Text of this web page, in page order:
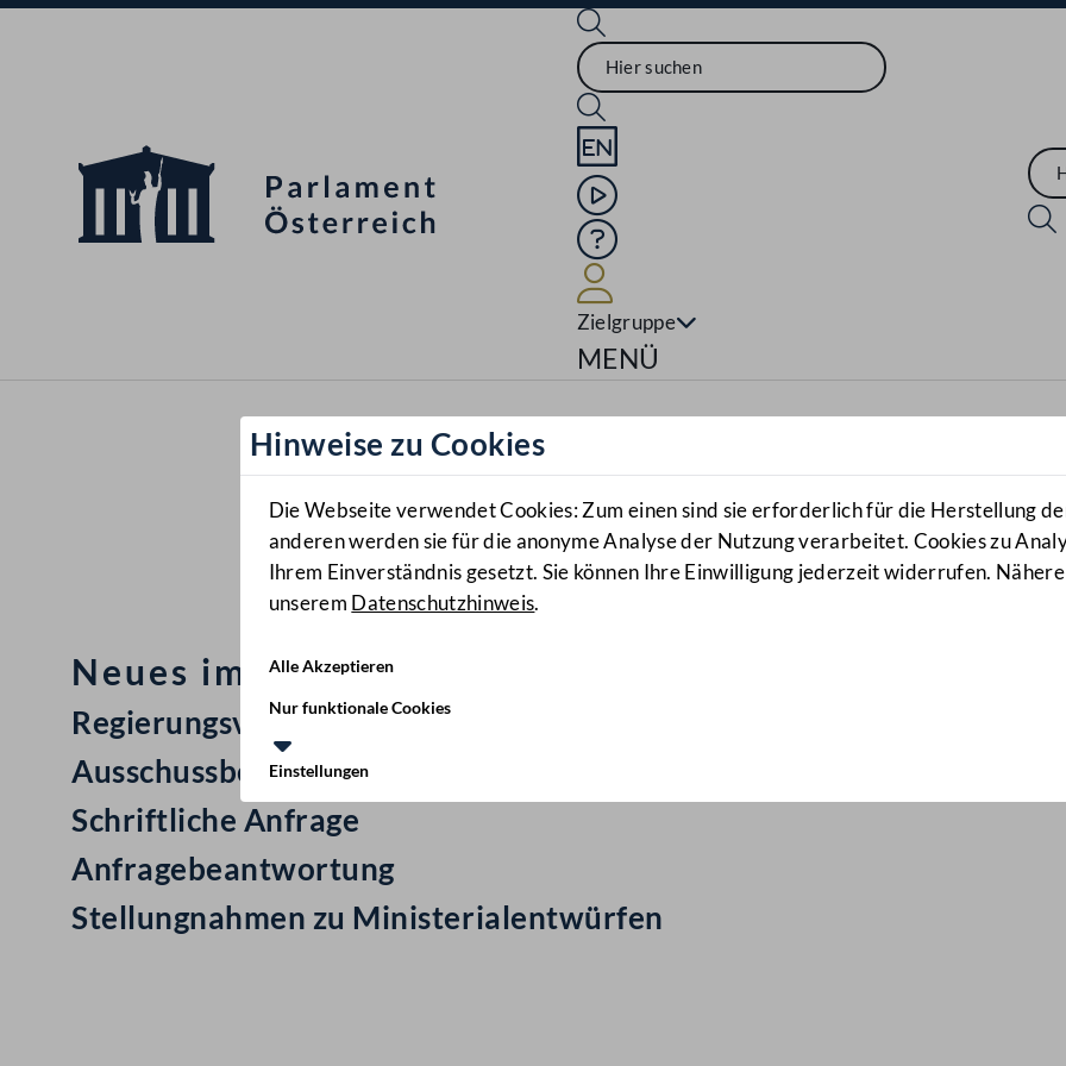
Sprache English
Mediathek
Hilfe
Zielgruppe
Navigationsmenü öffnen
MENÜ
Hinweise zu Cookies
Die Webseite verwendet Cookies: Zum einen sind sie erforderlich für die Herstellung
anderen werden sie für die anonyme Analyse der Nutzung verarbeitet. Cookies zu
Ihrem Einverständnis gesetzt. Sie können Ihre Einwilligung jederzeit widerrufen.
unserem Datenschutzhinweis.
Alle Akzeptieren
Nur funktionale Cookies
Einstellungen
Neues im Nationalrat: Mail Nr: 55
Regierungsvorlage: Staatsvertrag
Ausschussbericht
Schriftliche Anfrage
Anfragebeantwortung
Stellungnahmen zu Ministerialentwürfen